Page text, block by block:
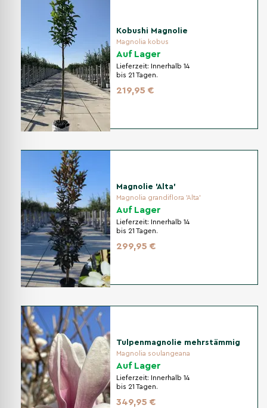
Kobushi Magnolie
Magnolia kobus
Auf Lager
Lieferzeit:
Innerhalb 14
bis 21 Tagen.
219,95 €
Magnolie 'Alta'
Magnolia grandiflora 'Alta'
Auf Lager
Lieferzeit:
Innerhalb 14
bis 21 Tagen.
299,95 €
Tulpenmagnolie mehrstämmig
Magnolia soulangeana
Auf Lager
Lieferzeit:
Innerhalb 14
bis 21 Tagen.
349,95 €